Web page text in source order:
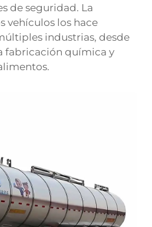
de seguridad. La
vehículos los hace
industrias, desde
fabricación química y